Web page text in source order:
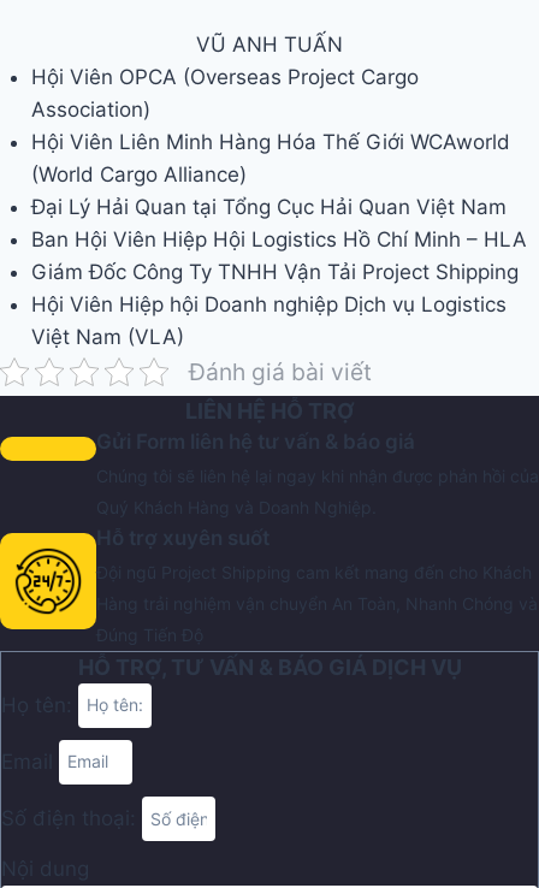
VŨ ANH TUẤN
Hội Viên OPCA (Overseas Project Cargo
Association)
Hội Viên Liên Minh Hàng Hóa Thế Giới WCAworld
(World Cargo Alliance)
Đại Lý Hải Quan tại Tổng Cục Hải Quan Việt Nam
Ban Hội Viên Hiệp Hội Logistics Hồ Chí Minh – HLA
Giám Đốc Công Ty TNHH Vận Tải Project Shipping
Hội Viên Hiệp hội Doanh nghiệp Dịch vụ Logistics
Việt Nam (VLA)
Đánh giá bài viết
LIÊN HỆ HỖ TRỢ
Gửi Form liên hệ tư vấn & báo giá
Chúng tôi sẽ liên hệ lại ngay khi nhận được phản hồi của
Hỗ trợ xuyên suốt
Hàng trải nghiệm vận chuyển An Toàn, Nhanh Chóng và
Đúng Tiến Độ
HỖ TRỢ, TƯ VẤN & BÁO GIÁ DỊCH VỤ
Email
Số điện thoại:
Nội dung